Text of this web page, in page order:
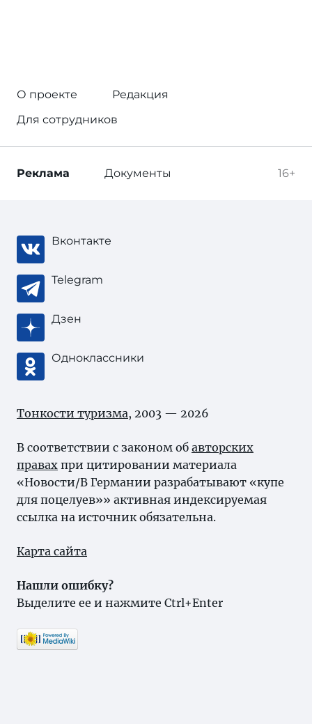
О проекте
Редакция
Для сотрудников
16+
Реклама Документы
Вконтакте
Telegram
Дзен
Одноклассники
Тонкости туризма, 2003 — 2026
В соответствии с законом об авторских
правах при цитировании материала
«Новости/В Германии разрабатывают «купе
для поцелуев»» активная индексируемая
ссылка на источник обязательна.
Карта сайта
Нашли ошибку?
Выделите ее и нажмите Ctrl+Enter